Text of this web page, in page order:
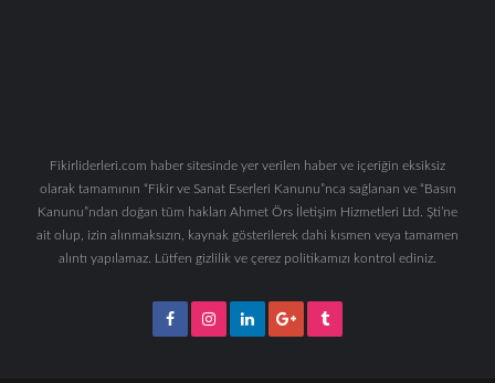
Fikirliderleri.com haber sitesinde yer verilen haber ve içeriğin eksiksiz
olarak tamamının “Fikir ve Sanat Eserleri Kanunu”nca sağlanan ve “Basın
Kanunu”ndan doğan tüm hakları Ahmet Örs İletişim Hizmetleri Ltd. Şti’ne
ait olup, izin alınmaksızın, kaynak gösterilerek dahi kısmen veya tamamen
alıntı yapılamaz. Lütfen gizlilik ve çerez politikamızı kontrol ediniz.